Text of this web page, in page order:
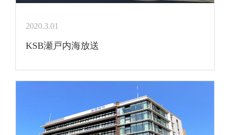
2020.3.01
KSB瀬戸内海放送